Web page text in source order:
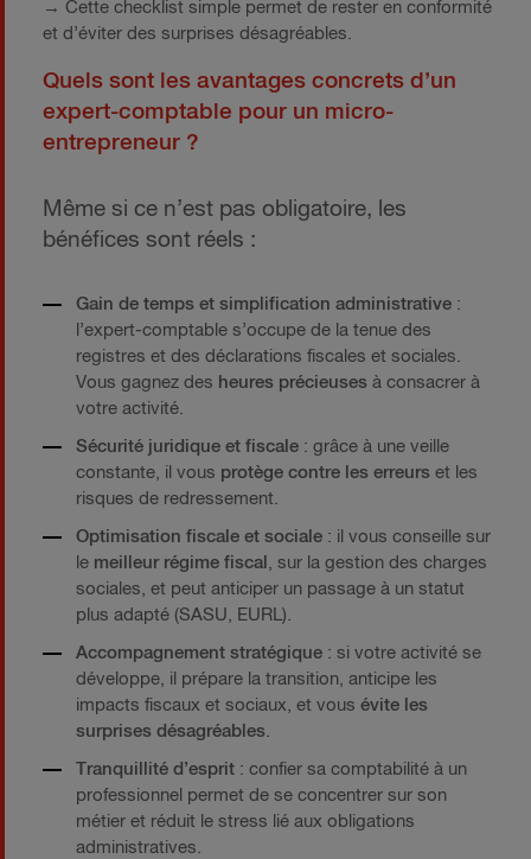
→ Cette checklist simple permet de rester en conformité
et d’éviter des surprises désagréables.
Quels sont les avantages concrets d’un
expert-comptable pour un micro-
entrepreneur ?
Même si ce n’est pas obligatoire, les
bénéfices sont réels :
Gain de temps et simplification administrative :
l’expert-comptable s’occupe de la tenue des
registres et des déclarations fiscales et sociales.
Vous gagnez des heures précieuses à consacrer à
votre activité.
Sécurité juridique et fiscale : grâce à une veille
constante, il vous protège contre les erreurs et les
risques de redressement.
Optimisation fiscale et sociale : il vous conseille sur
le meilleur régime fiscal , sur la gestion des charges
sociales, et peut anticiper un passage à un statut
plus adapté (SASU, EURL).
Accompagnement stratégique : si votre activité se
développe, il prépare la transition, anticipe les
impacts fiscaux et sociaux, et vous évite les
surprises désagréables.
Tranquillité d’esprit : confier sa comptabilité à un
professionnel permet de se concentrer sur son
métier et réduit le stress lié aux obligations
administratives.